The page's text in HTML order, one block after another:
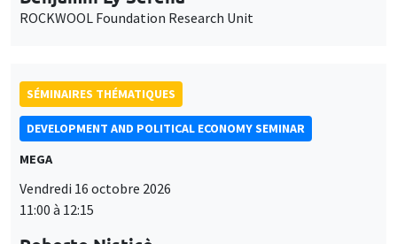
DEVELOPMENT AND POLITICAL ECONOMY SEMINAR
MEGA
Vendredi 16 octobre 2026
11:00 à 12:15
Roberto Nisticò
University of Naples Federico II